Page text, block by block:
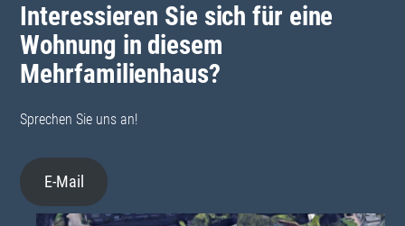
Interessieren Sie sich für eine
Wohnung in diesem
Mehrfamilienhaus?
Sprechen Sie uns an!
E-Mail